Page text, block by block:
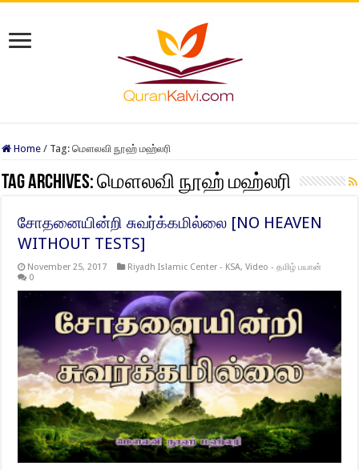
Home / Tag:மௌலவி நூஹ் மஹ்லரி
Tag Archives:மௌலவி நூஹ் மஹ்லரி
சோதனையின்றி சுவர்க்கமில்லை [NO HEAVEN
WITHOUT TESTS]
November 25, 2017 Riyadh Islamic Center - KSA,Video - தமிழ் பயான்
0